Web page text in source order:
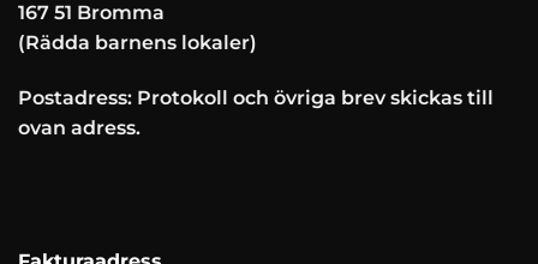
167 51 Bromma
(Rädda barnens lokaler)
Postadress: Protokoll och övriga brev skickas till
ovan adress.